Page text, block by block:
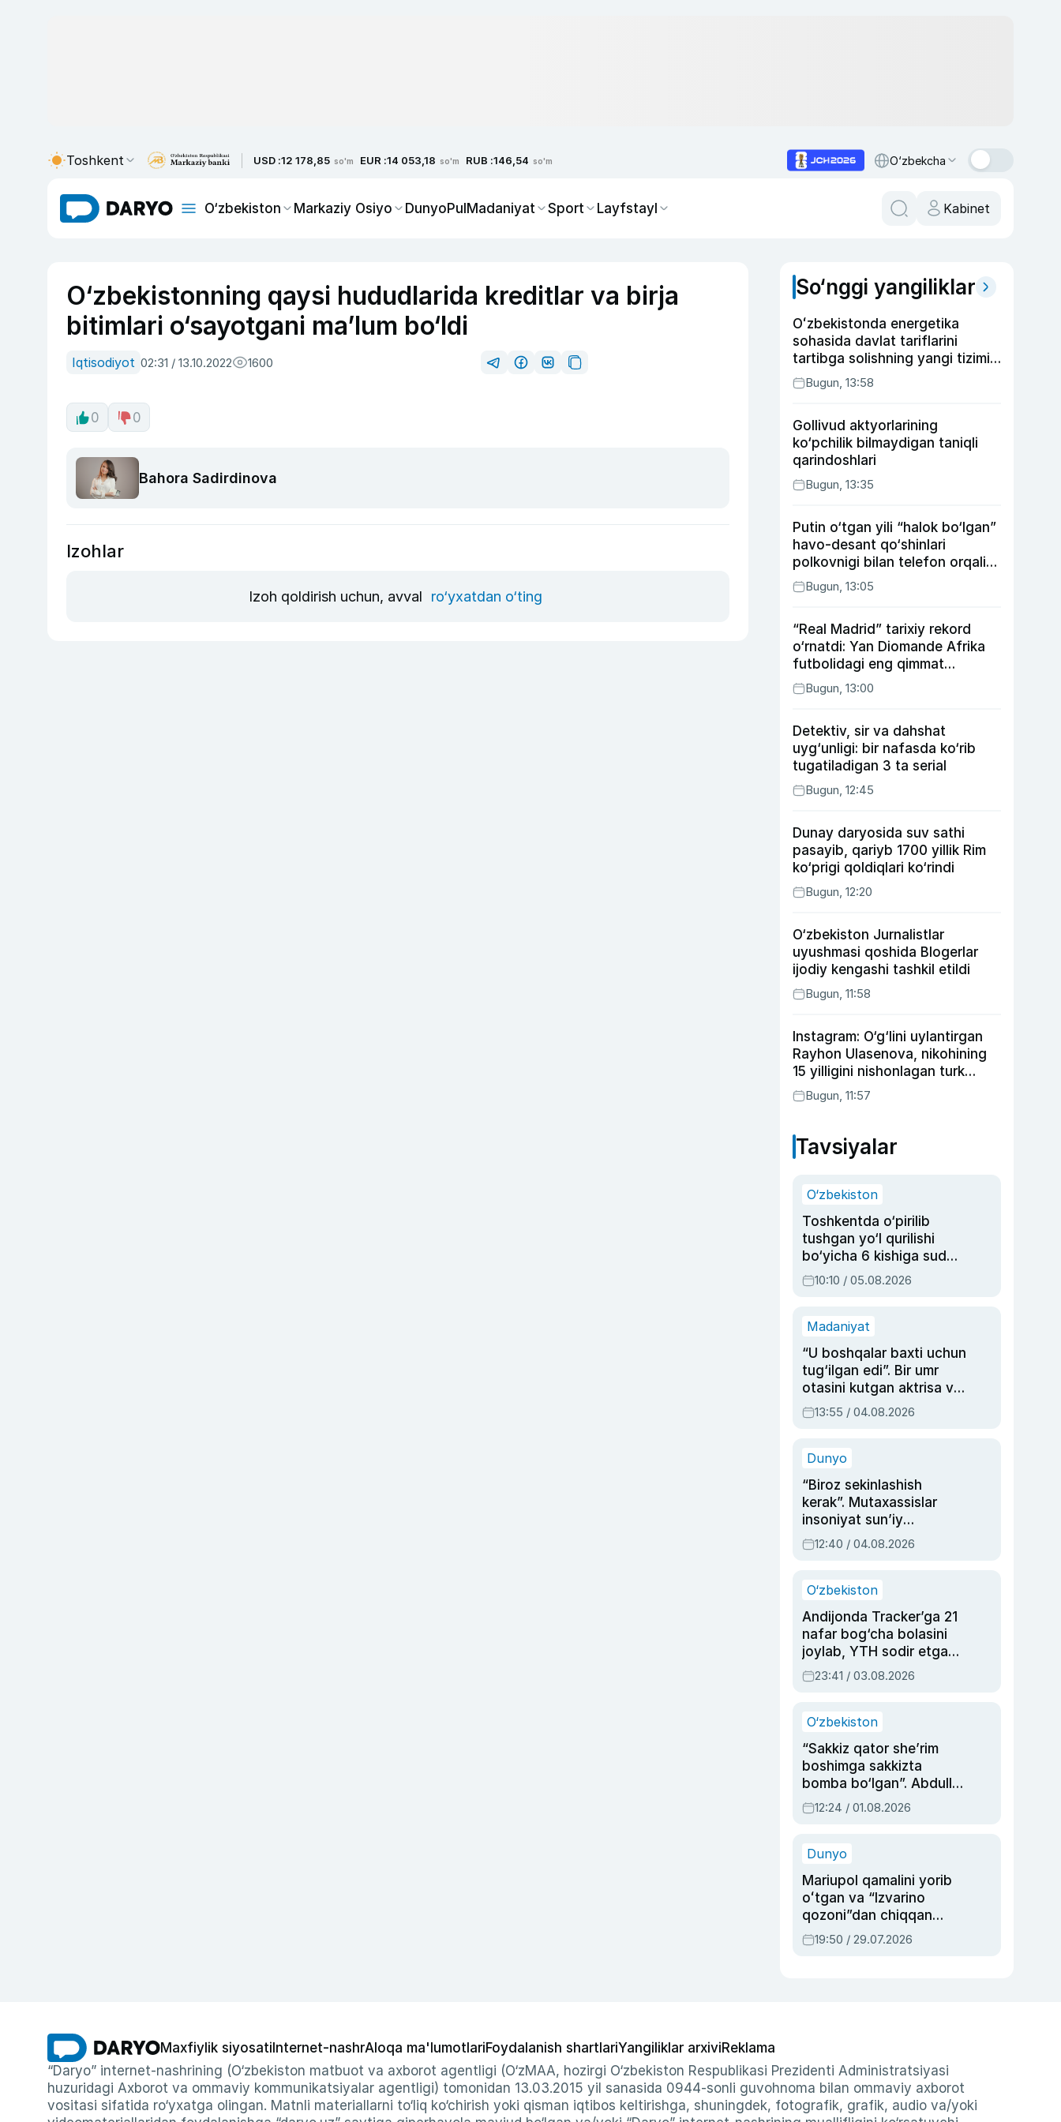
Toshkent USD :12 178,85 so'm EUR :14 053,18 so'm RUB :146,54 so'm O‘zbekcha
O‘zbekiston Markaziy Osiyo DunyoPulMadaniyat Sport Layfstayl Kabinet
O‘zbekistonning qaysi hududlarida kreditlar va birja
bitimlari o‘sayotgani ma’lum bo‘ldi
Iqtisodiyot 02:31 / 13.10.2022 1600
0 0
Bahora Sadirdinova
Izohlar
Izoh qoldirish uchun, avval ro‘yxatdan o‘ting
So‘nggi yangiliklar
Oʻzbekistonda energetika
sohasida davlat tariflarini
tartibga solishning yangi tizimi
joriy etildi
Bugun, 13:58
Gollivud aktyorlarining
ko‘pchilik bilmaydigan taniqli
qarindoshlari
Bugun, 13:35
Putin o‘tgan yili “halok bo‘lgan”
havo-desant qo‘shinlari
polkovnigi bilan telefon orqali
suhbatlashdi
Bugun, 13:05
“Real Madrid” tarixiy rekord
o‘rnatdi: Yan Diomande Afrika
futbolidagi eng qimmat
transferga aylandi
Bugun, 13:00
Detektiv, sir va dahshat
uyg‘unligi: bir nafasda ko‘rib
tugatiladigan 3 ta serial
Bugun, 12:45
Dunay daryosida suv sathi
pasayib, qariyb 1700 yillik Rim
ko‘prigi qoldiqlari ko‘rindi
Bugun, 12:20
O‘zbekiston Jurnalistlar
uyushmasi qoshida Blogerlar
ijodiy kengashi tashkil etildi
Bugun, 11:58
Instagram: O‘g‘lini uylantirgan
Rayhon Ulasenova, nikohining
15 yilligini nishonlagan turk
aktyorlari va Kamelot qasriga
sayohat qilgan Zebo Rahimova
Bugun, 11:57
Tavsiyalar
O‘zbekiston
Toshkentda o‘pirilib
tushgan yo‘l qurilishi
bo‘yicha 6 kishiga sud
hukmi o‘qildi
10:10 / 05.08.2026
Madaniyat
“U boshqalar baxti uchun
tug‘ilgan edi”. Bir umr
otasini kutgan aktrisa va
dublyaj ustasi Rimma
Ahmedovaning
13:55 / 04.08.2026
Dunyo
“Biroz sekinlashish
kerak”. Mutaxassislar
insoniyat sun’iy
intellektni boshqara
olmay qolishidan xavotir
12:40 / 04.08.2026
O‘zbekiston
Andijonda Tracker’ga 21
nafar bog‘cha bolasini
joylab, YTH sodir etgan
ayolga sud hukmi o‘qildi
23:41 / 03.08.2026
O‘zbekiston
“Sakkiz qator she’rim
boshimga sakkizta
bomba bo‘lgan”. Abdulla
Oripovni siyosiy
ayblovlardan asrab
12:24 / 01.08.2026
Dunyo
Mariupol qamalini yorib
oʻtgan va “Izvarino
qozoni”dan chiqqan
qahramon — Ukraina
armiyasi bosh
19:50 / 29.07.2026
Maxfiylik siyosati Internet-nashrAloqa ma'lumotlariFoydalanish shartlariYangiliklar arxiviReklama
“Daryo” internet-nashrining (O‘zbekiston matbuot va axborot agentligi (O‘zMAA, hozirgi O‘zbekiston Respublikasi Prezidenti Administratsiyasi
huzuridagi Axborot va ommaviy kommunikatsiyalar agentligi) tomonidan 13.03.2015 yil sanasida 0944-sonli guvohnoma bilan ommaviy axborot
vositasi sifatida ro‘yxatga olingan. Matnli materiallarni to‘liq ko‘chirish yoki qisman iqtibos keltirishga, shuningdek, fotografik, grafik, audio va/yoki